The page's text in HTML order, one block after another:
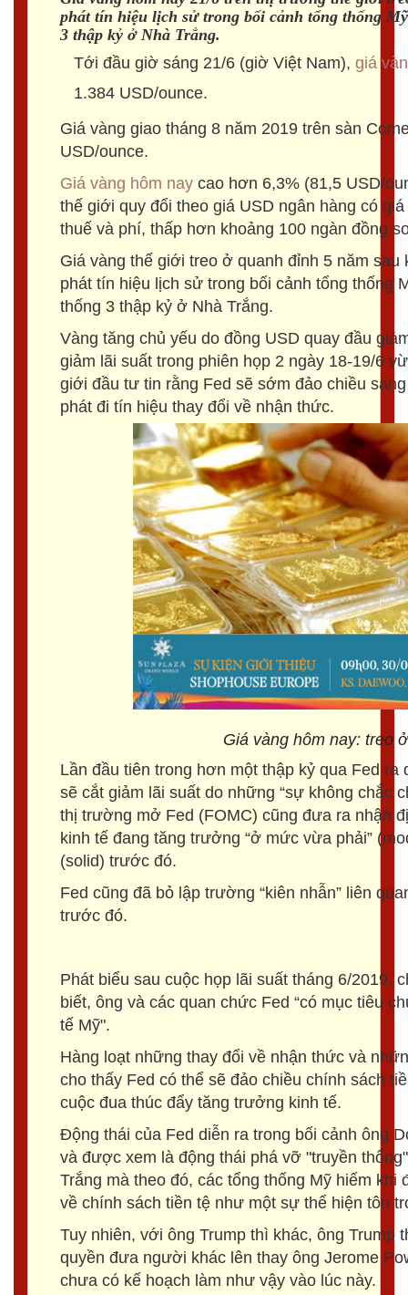
phát tín hiệu lịch sử trong bối cảnh tổng thống
3 thập kỷ ở Nhà Trắng.
Tới đầu giờ sáng 21/6 (giờ Việt Nam), giá
1.384 USD/ounce.
Giá vàng giao tháng 8 năm 2019 trên sàn
USD/ounce.
Giá vàng hôm nay cao hơn 6,3% (81,5 USD/
thế giới quy đổi theo giá USD ngân hàng có
thuế và phí, thấp hơn khoảng 100 ngàn đồng
Giá vàng thế giới treo ở quanh đỉnh 5 năm
phát tín hiệu lịch sử trong bối cảnh tổng thống
thống 3 thập kỷ ở Nhà Trắng.
Vàng tăng chủ yếu do đồng USD quay đầu
giảm lãi suất trong phiên họp 2 ngày 18-19/6
giới đầu tư tin rằng Fed sẽ sớm đảo chiều
phát đi tín hiệu thay đổi về nhận thức.
Giá vàng hôm nay: treo
Lần đầu tiên trong hơn một thập kỷ qua Fed
sẽ cắt giảm lãi suất do những “sự không chắc
thị trường mở Fed (FOMC) cũng đưa ra nhận
kinh tế đang tăng trưởng “ở mức vừa phải”
(solid) trước đó.
Fed cũng đã bỏ lập trường “kiên nhẫn” liên
trước đó.
Phát biểu sau cuộc họp lãi suất tháng 6/2019,
biết, ông và các quan chức Fed “có mục tiêu
tế Mỹ".
Hàng loạt những thay đổi về nhận thức và
cho thấy Fed có thể sẽ đảo chiều chính sách
cuộc đua thúc đẩy tăng trưởng kinh tế.
Động thái của Fed diễn ra trong bối cảnh ông
và được xem là động thái phá vỡ "truyền
Trắng mà theo đó, các tổng thống Mỹ hiếm
về chính sách tiền tệ như một sự thể hiện tôn
Tuy nhiên, với ông Trump thì khác, ông Trump
quyền đưa người khác lên thay ông Jerome
chưa có kế hoạch làm như vậy vào lúc này.